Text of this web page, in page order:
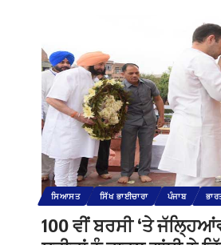
ਸਿਆਸਤ ਸਿੱਖ ਭਾਈਚਾਰਾ ਪੰਜਾਬ
100 ਵੀਂ ਬਰਸੀ ‘ਤੇ